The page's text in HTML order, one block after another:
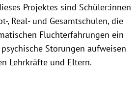
Projektes sind Schüler:innen
, Real- und Gesamtschulen, die
Fluchterfahrungen ein
Störungen aufweisen
Lehrkräfte und Eltern.